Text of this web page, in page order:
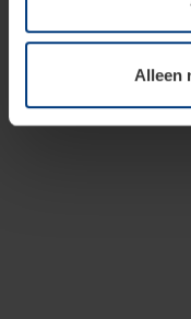
toestemming kunt u
wijzigen of herroepen.
Alleen